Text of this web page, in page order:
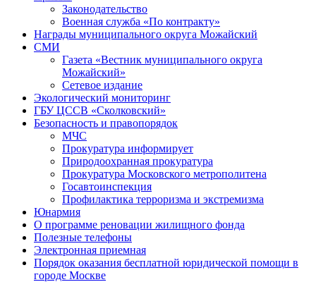
Законодательство
Военная служба «По контракту»
Награды муниципального округа Можайский
СМИ
Газета «Вестник муниципального округа
Можайский»
Сетевое издание
Экологический мониторинг
ГБУ ЦССВ «Сколковский»
Безопасность и правопорядок
МЧС
Прокуратура информирует
Природоохранная прокуратура
Прокуратура Московского метрополитена
Госавтоинспекция
Профилактика терроризма и экстремизма
Юнармия
О программе реновации жилищного фонда
Полезные телефоны
Электронная приемная
Порядок оказания бесплатной юридической помощи в
городе Москве